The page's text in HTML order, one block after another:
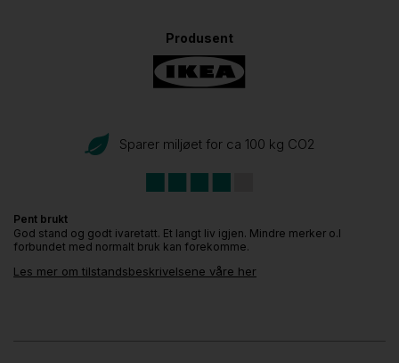
Produsent
Sparer miljøet for ca 100 kg CO2
Pent brukt
God stand og godt ivaretatt. Et langt liv igjen. Mindre merker o.l
forbundet med normalt bruk kan forekomme.
Les mer om tilstandsbeskrivelsene våre her